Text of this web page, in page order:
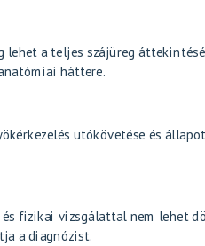
a teljes szájüreg
háttere.
utókövetése és
fizikai vizsgálattal nem lehet
a diagnózist.